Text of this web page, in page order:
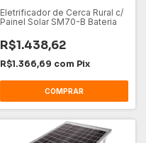
Eletrificador de Cerca Rural c/
Painel Solar SM70-B Bateria
R$1.438,62
R$1.366,69 com Pix